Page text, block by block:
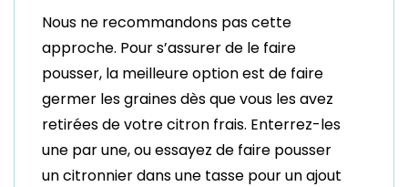
Nous ne recommandons pas cette
approche. Pour s’assurer de le faire
pousser, la meilleure option est de faire
germer les graines dès que vous les avez
retirées de votre citron frais. Enterrez-les
une par une, ou essayez de faire pousser
un citronnier dans une tasse pour un ajout